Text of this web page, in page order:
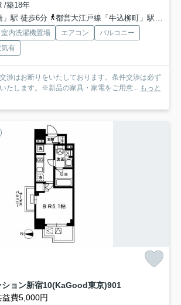
/築18年
」駅 徒歩6分
都営大江戸線「牛込柳町」駅 徒歩6分
室内洗濯機置場 エアコン
バルコニー
気有
渉はお断りをいたしております。条件交渉は必ず
たします。※新品の家具・家電をご用意...
もっと
ション新宿10(KaGood東京)901
益費5,000円